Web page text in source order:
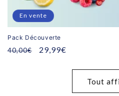
En vente
Pack Découverte
Prix
40,00€
Prix
29,99€
Tout